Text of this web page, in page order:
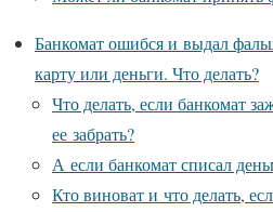
Банкомат ошибся и выдал
карту или деньги. Что делать?
Что делать, если банкомат
ее забрать?
А если банкомат списал
Кто виноват и что делать,